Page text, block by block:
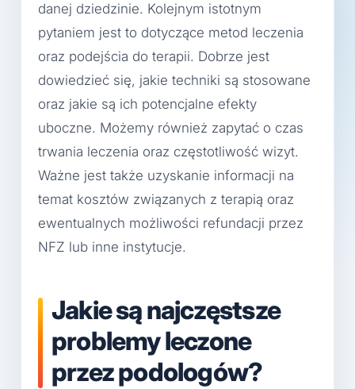
danej dziedzinie. Kolejnym istotnym
pytaniem jest to dotyczące metod leczenia
oraz podejścia do terapii. Dobrze jest
dowiedzieć się, jakie techniki są stosowane
oraz jakie są ich potencjalne efekty
uboczne. Możemy również zapytać o czas
trwania leczenia oraz częstotliwość wizyt.
Ważne jest także uzyskanie informacji na
temat kosztów związanych z terapią oraz
ewentualnych możliwości refundacji przez
NFZ lub inne instytucje.
Jakie są najczęstsze
problemy leczone
przez podologów?